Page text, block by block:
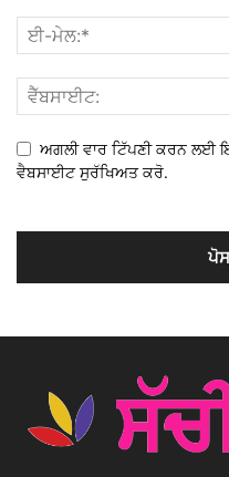
ਅਗਲੀ ਵਾਰ ਟਿੱਪਣੀ ਕਰਨ ਲਈ
ਵੈਬਸਾਈਟ ਸੁਰੱਖਿਅਤ ਕਰੋ.